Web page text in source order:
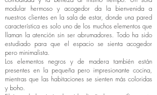
modular hermoso y acogedor da la bienvenida a
nuestros clientes en la sala de estar, donde una pared
característica es solo uno de los muchos elementos que
llaman la atención sin ser abrumadores. Todo ha sido
estudiado para que el espacio se sienta acogedor
pero minimalista.
Los elementos negros y de madera también están
presentes en la pequeña pero impresionante cocina,
mientras que las habitaciones se sienten más coloridas
y boho.